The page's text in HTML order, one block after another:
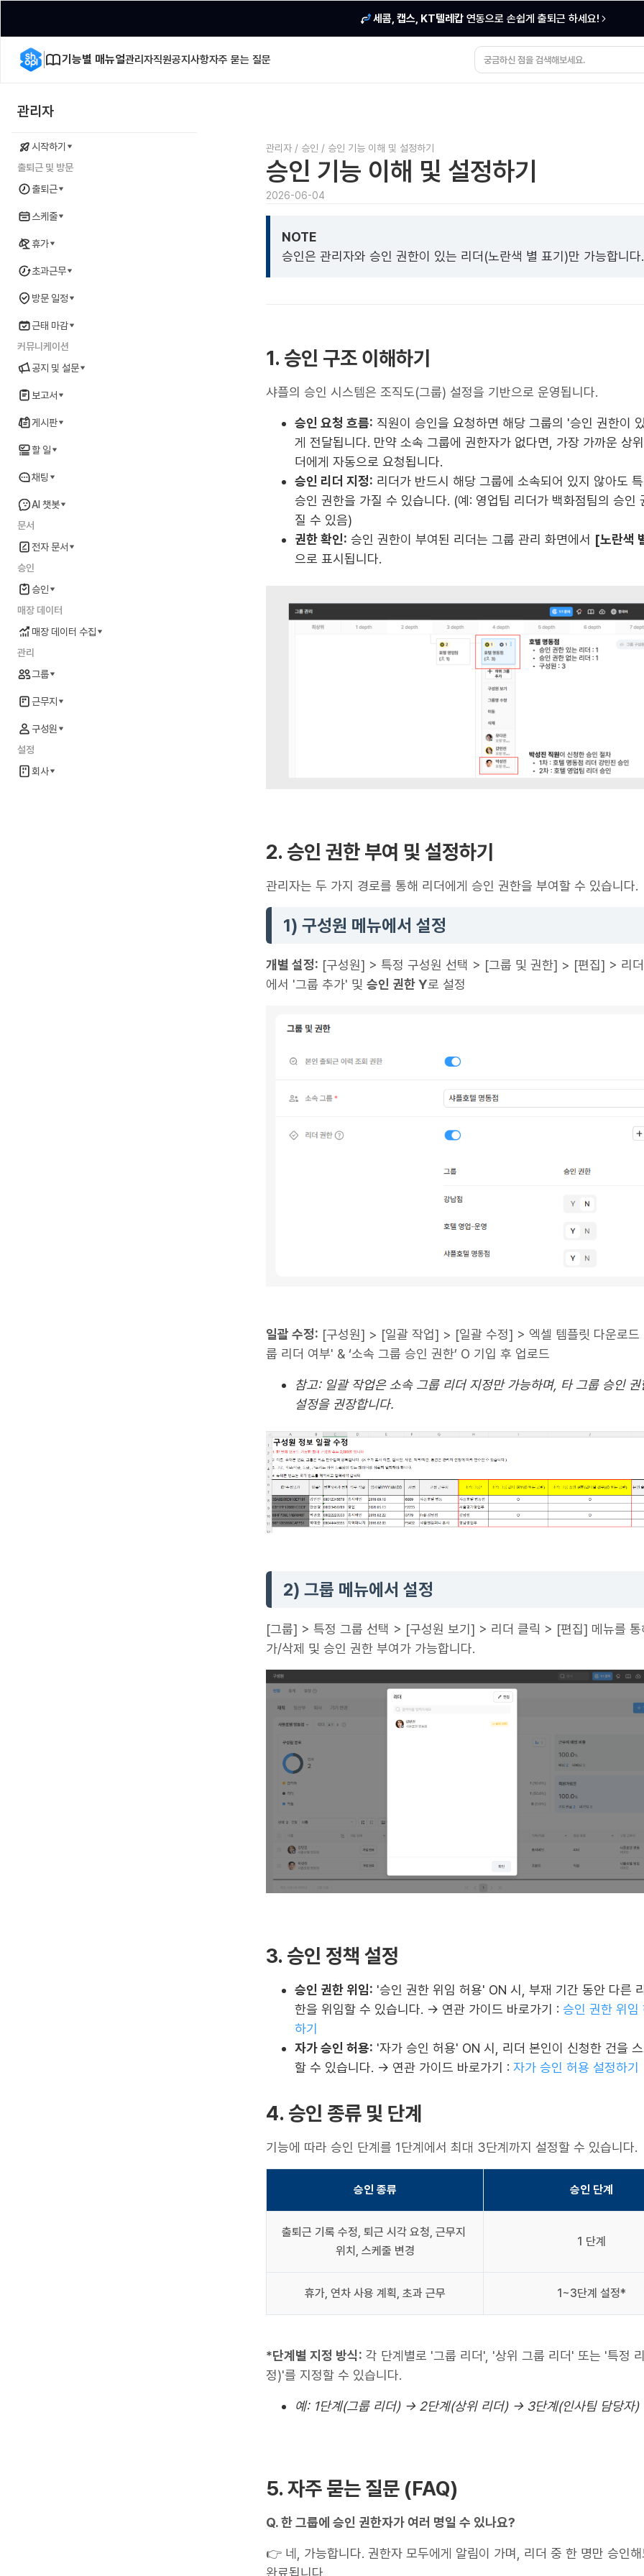
세콤, 캡스, KT텔레캅연동으로 손쉽게 출퇴근 하세요!
기능별 매뉴얼관리자직원공지사항자주 묻는 질문
관리자
시작하기
출퇴근 및 방문
출퇴근
스케줄
휴가
초과근무
방문 일정
근태 마감
커뮤니케이션
공지 및 설문
보고서
게시판
할 일
채팅
AI 챗봇
문서
전자 문서
승인
승인
매장 데이터
매장 데이터 수집
관리
그룹
근무지
구성원
설정
회사
관리자 / 승인 / 승인 기능 이해 및 설정하기
승인 기능 이해 및 설정하기
2026-06-04
NOTE
승인은 관리자와 승인 권한이 있는 리더(노란색 별 표기)만 가능합니다.
1. 승인 구조 이해하기
샤플의 승인 시스템은 조직도(그룹) 설정을 기반으로 운영됩니다.
승인 요청 흐름: 직원이 승인을 요청하면 해당 그룹의 '승인 권한이
게 전달됩니다. 만약 소속 그룹에 권한자가 없다면, 가장 가까운 상
더에게 자동으로 요청됩니다.
승인 리더 지정: 리더가 반드시 해당 그룹에 소속되어 있지 않아도 특
승인 권한을 가질 수 있습니다. (예: 영업팀 리더가 백화점팀의 승인
질 수 있음)
권한 확인: 승인 권한이 부여된 리더는 그룹 관리 화면에서 [노란색
으로 표시됩니다.
2. 승인 권한 부여 및 설정하기
관리자는 두 가지 경로를 통해 리더에게 승인 권한을 부여할 수 있습니다.
1) 구성원 메뉴에서 설정
개별 설정: [구성원] > 특정 구성원 선택 > [그룹 및 권한] > [편집] > 리
에서 '그룹 추가' 및 승인 권한 Y로 설정
일괄 수정: [구성원] > [일괄 작업] > [일괄 수정] > 엑셀 템플릿 다운로드
룹 리더 여부' & ‘소속 그룹 승인 권한’ O 기입 후 업로드
참고: 일괄 작업은 소속 그룹 리더 지정만 가능하며, 타 그룹 승인 권
설정을 권장합니다.
2) 그룹 메뉴에서 설정
[그룹] > 특정 그룹 선택 > [구성원 보기] > 리더 클릭 > [편집] 메뉴를 통
가/삭제 및 승인 권한 부여가 가능합니다.
3. 승인 정책 설정
승인 권한 위임: '승인 권한 위임 허용' ON 시, 부재 기간 동안 다른
한을 위임할 수 있습니다. -> 연관 가이드 바로가기 : 승인 권한 위임
하기
자가 승인 허용: '자가 승인 허용' ON 시, 리더 본인이 신청한 건을
할 수 있습니다. -> 연관 가이드 바로가기 : 자가 승인 허용 설정하기
4. 승인 종류 및 단계
기능에 따라 승인 단계를 1단계에서 최대 3단계까지 설정할 수 있습니다.
승인 종류 승인 단계
출퇴근 기록 수정, 퇴근 시각 요청, 근무지
위치, 스케줄 변경
1 단계
휴가, 연차 사용 계획, 초과 근무 1~3단계 설정*
*단계별 지정 방식: 각 단계별로 '그룹 리더', '상위 그룹 리더' 또는 '특정
정)'를 지정할 수 있습니다.
예: 1단계(그룹 리더) → 2단계(상위 리더) → 3단계(인사팀 담당자)
5. 자주 묻는 질문 (FAQ)
Q. 한 그룹에 승인 권한자가 여러 명일 수 있나요?
👉 네, 가능합니다. 권한자 모두에게 알림이 가며, 리더 중 한 명만 승인
완료됩니다.